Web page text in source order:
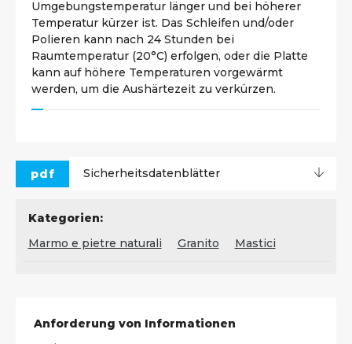
Umgebungstemperatur länger und bei höherer
Temperatur kürzer ist. Das Schleifen und/oder
Polieren kann nach 24 Stunden bei
Raumtemperatur (20°C) erfolgen, oder die Platte
kann auf höhere Temperaturen vorgewärmt
werden, um die Aushärtezeit zu verkürzen.
pdf Sicherheitsdatenblätter
Kategorien:
Marmo e pietre naturali
Granito Mastici
Anforderung von Informationen